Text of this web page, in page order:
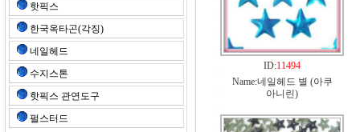
핫픽스
한국옥타곤(각징)
네일헤드
수지스톤
핫픽스 관연도구
펄스터드
ID:11494
Name:네일헤드 별 (아쿠
아니린)